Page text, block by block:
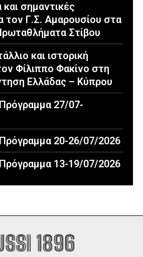
σημαντικές
τον Γ.Σ. Αμαρουσίου στα
Στίβου
και ιστορική
Φίλιππο Φακίνο στη
Ελλάδας – Κύπρου
27/07-
20-26/07/2026
13-19/07/2026
1896